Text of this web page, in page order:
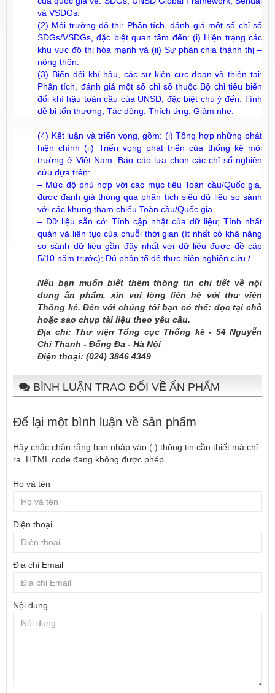
và VSDGs.
(2) Môi trường đô thị: Phân tích, đánh giá một số chỉ số
SDGs/VSDGs, đặc biệt quan tâm đến: (i) Hiện trạng các
khu vực đô thị hóa mạnh và (ii) Sự phân chia thành thị –
nông thôn.
(3) Biến đổi khí hậu, các sự kiện cực đoan và thiên tai:
Phân tích, đánh giá một số chỉ số thuộc Bộ chỉ tiêu biến
đổi khí hậu toàn cầu của UNSD, đặc biệt chú ý đến: Tính
dễ bị tổn thương, Tác động, Thích ứng, Giảm nhẹ.
(4) Kết luận và triển vọng, gồm: (i) Tổng hợp những phát
hiện chính (ii) Triển vọng phát triển của thống kê môi
trường ở Việt Nam. Báo cáo lựa chọn các chỉ số nghiên
cứu dựa trên:
– Mức độ phù hợp với các mục tiêu Toàn cầu/Quốc gia,
được đánh giá thông qua phân tích siêu dữ liệu so sánh
với các khung tham chiếu Toàn cầu/Quốc gia.
– Dữ liệu sẵn có: Tính cập nhật của dữ liệu; Tính nhất
quán và liên tục của chuỗi thời gian (ít nhất có khả năng
so sánh dữ liệu gần đây nhất với dữ liệu được đề cập
5/10 năm trước); Đủ phân tổ để thực hiện nghiên cứu./.
Nếu bạn muốn biết thêm thông tin chi tiết về nội
dung ấn phẩm, xin vui lòng liên hệ với thư viện
Thống kê. Đến với chúng tôi bạn có thể: đọc tại chỗ
hoặc sao chụp tài liệu theo yêu cầu.
Địa chỉ: Thư viện Tổng cục Thống kê - 54 Nguyễn
Chí Thanh - Đống Đa - Hà Nội
Điện thoại: (024) 3846 4349
BÌNH LUẬN TRAO ĐỔI VỀ ẤN PHẨM
Để lại một bình luận về sản phẩm
Hãy chắc chắn rằng bạn nhập vào ( ) thông tin cần thiết mà chỉ
ra. HTML code đang không được phép .
Họ và tên
Điện thoại
Địa chỉ Email
Nội dung